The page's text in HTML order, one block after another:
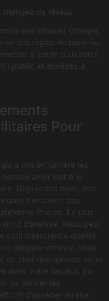
de réseau
pas bloquer Omegle,
des règles de pare-feu
à partir d'un autre
public et accédez à
Pour
qui a mis en lumière les
avoir incité le
Depuis des mois, des
envoient des
Pharos. En plus
d’analyse, Klaus peut
outil d’assurance qualité
shopper omevle. Vous
du chat rien qu’avec votre
dans votre fauteuil. En
de donner les
d’accéder au site.